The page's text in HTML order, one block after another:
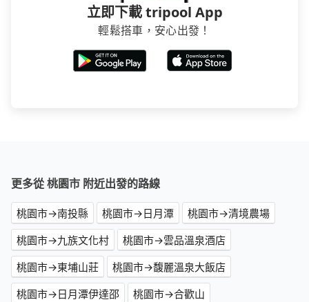
立即下載 tripool App
輕鬆搭車，安心出發！
更多從 桃園市 附近出發的路線
桃園市→南投縣 桃園市→日月潭
桃園市→清境農場
桃園市→九族文化村
桃園市→雲品溫泉酒店
桃園市→東埔山莊
桃園市→馥麗溫泉大飯店
桃園市→日月潭伊達邵
桃園市→合歡山